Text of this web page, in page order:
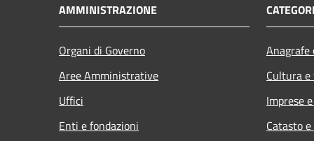
AMMINISTRAZIONE
Organi di Governo
Aree Amministrative
Uffici
Enti e fondazioni
Cultura
Imprese
Catasto